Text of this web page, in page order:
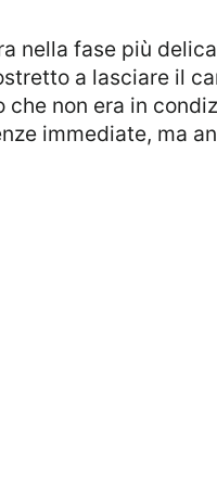
nella fase più
a lasciare il
non era in
immediate, ma